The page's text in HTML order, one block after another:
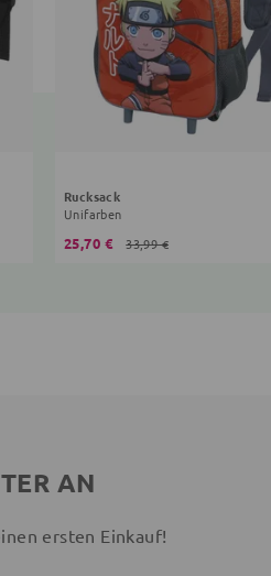
Rucksack
Unifarben
25,70 € 33,99 €
AN
ersten Einkauf!